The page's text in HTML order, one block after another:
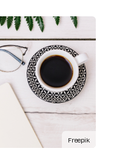
Freepik